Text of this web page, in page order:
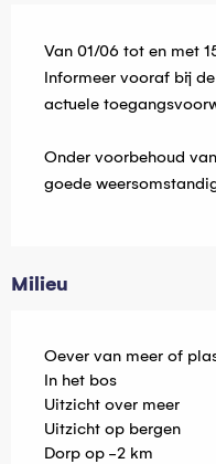
Van 01/06 tot en met
Informeer vooraf bij
actuele
Onder voorbehoud
goede
Milieu
Oever van meer of
In het bos
Uitzicht over meer
Uitzicht op bergen
Dorp op -2 km